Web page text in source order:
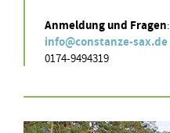
Anmeldung und Fragen:
info@constanze-sax.de
0174-9494319